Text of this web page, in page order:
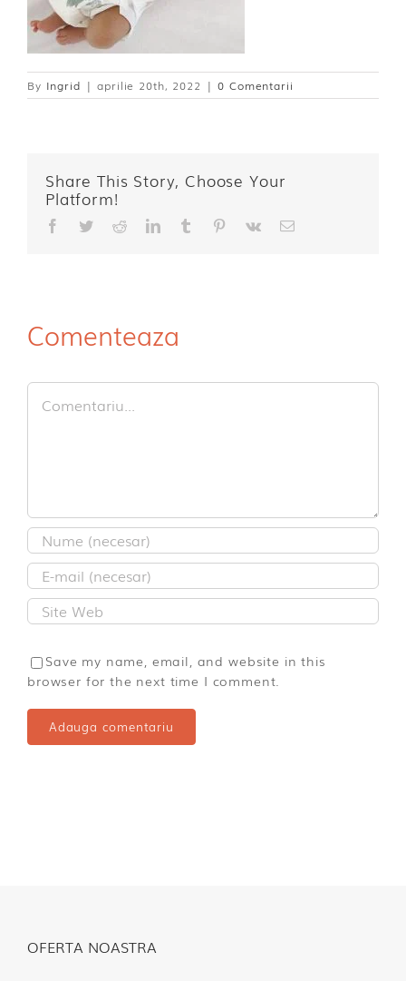
By Ingrid | aprilie 20th, 2022 | 0 Comentarii
Share This Story, Choose Your
Platform!
Facebook
TwitterRedditLinkedIn
TumblrPinterest
Vk
E-
Comenteaza
Comment
Save my name, email, and website in this
browser for the next time I comment.
OFERTA NOASTRA